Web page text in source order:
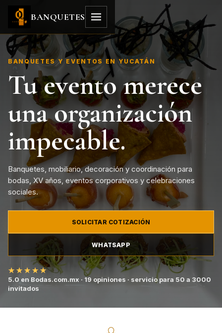
BANQUETES
BANQUETES Y EVENTOS EN YUCATÁN
Tu evento merece
una organización
impecable.
Banquetes, mobiliario, decoración y coordinación para
bodas, XV años, eventos corporativos y celebraciones
sociales.
SOLICITAR COTIZACIÓN
WHATSAPP
★★★★★
5.0 en Bodas.com.mx · 19 opiniones · servicio para 50 a 3000
invitados